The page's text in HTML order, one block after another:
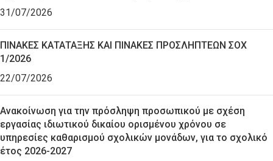
31/07/2026
ΠΙΝΑΚΕΣ ΚΑΤΑΤΑΞΗΣ ΚΑΙ ΠΙΝΑΚΕΣ ΠΡΟΣΛΗΠΤΕΩΝ ΣΟΧ
1/2026
22/07/2026
Ανακοίνωση για την πρόσληψη προσωπικού με σχέση
εργασίας ιδιωτικού δικαίου ορισμένου χρόνου σε
υπηρεσίες καθαρισμού σχολικών μονάδων, για το σχολικό
έτος 2026-2027